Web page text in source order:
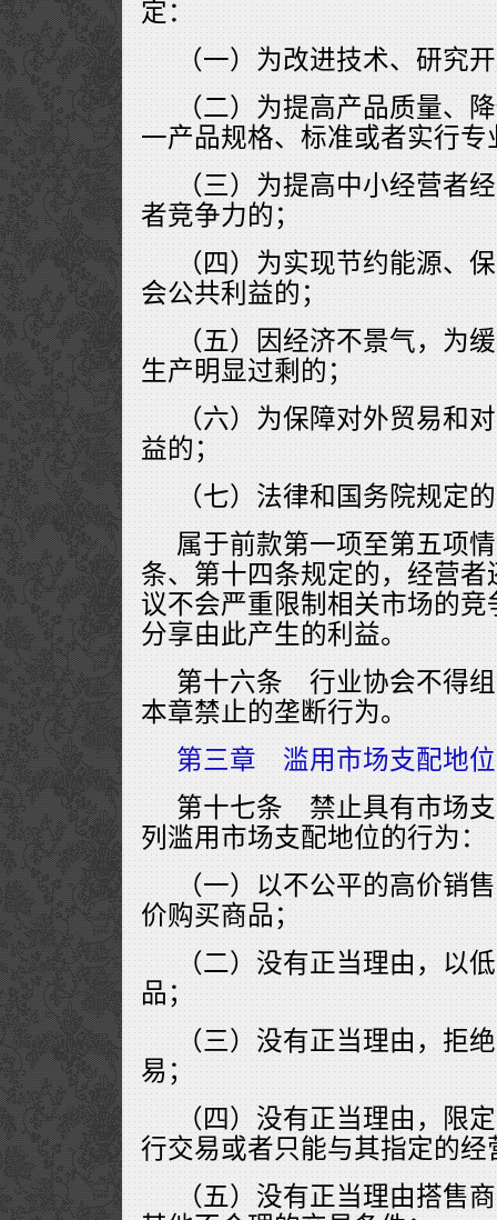
定：
（一）为改进技术、研究
（二）为提高产品质量、
一产品规格、标准或者实行专
（三）为提高中小经营者
者竞争力的；
（四）为实现节约能源、
会公共利益的；
（五）因经济不景气，为
生产明显过剩的；
（六）为保障对外贸易和
益的；
（七）法律和国务院规定
属于前款第一项至第五项
条、第十四条规定的，经营
议不会严重限制相关市场的
分享由此产生的利益。
第十六条 行业协会不得
本章禁止的垄断行为。
第三章 滥用市场支配地位
第十七条 禁止具有市场
列滥用市场支配地位的行为：
（一）以不公平的高价销
价购买商品；
（二）没有正当理由，以
品；
（三）没有正当理由，拒
易；
（四）没有正当理由，限
行交易或者只能与其指定的经
（五）没有正当理由搭售